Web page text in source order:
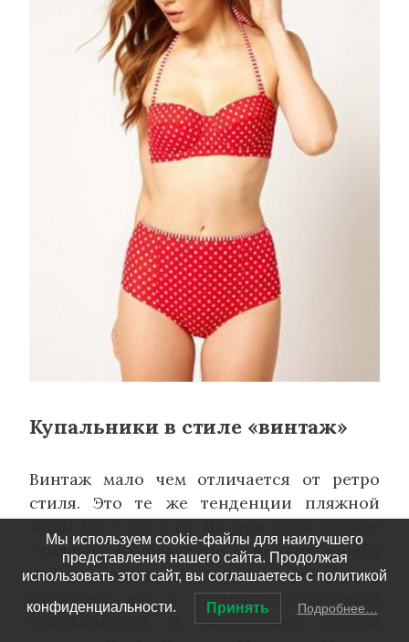
Купальники в стиле «винтаж»
Винтаж мало чем отличается от ретро
стиля. Это те же тенденции пляжной
стилевое направление содержит в себя
ряд элементов, которые напрямую
отсылают нас к временам гламурной
изысканности, и напоминают образы
Мы используем cookie-файлы для наилучшего
представления нашего сайта. Продолжая
использовать этот сайт, вы соглашаетесь с политикой
конфиденциальности. Принять Подробнее…